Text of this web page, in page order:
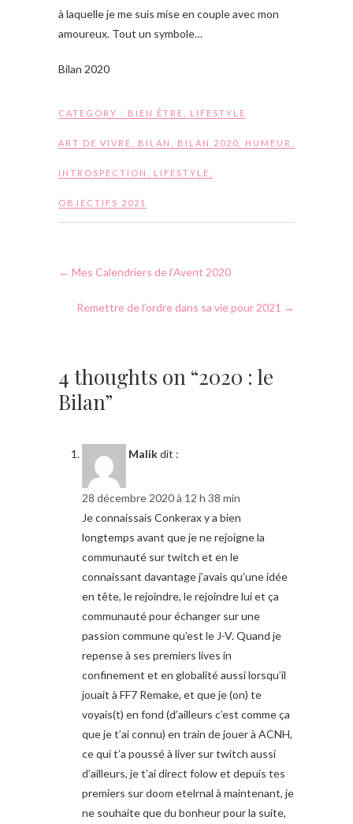
à laquelle je me suis mise en couple avec mon
amoureux. Tout un symbole…
Bilan 2020
CATEGORY : BIEN ÊTRE LIFESTYLE
ART DE VIVRE BILAN BILAN 2020 HUMEUR
INTROSPECTION LIFESTYLE
OBJECTIFS 2021
← Mes Calendriers de l’Avent 2020
Remettre de l’ordre dans sa vie pour 2021 →
4 thoughts on “2020 : le
Bilan”
Malikdit :
28 décembre 2020 à 12 h 38 min
Je connaissais Conkerax y a bien
longtemps avant que je ne rejoigne la
communauté sur twitch et en le
connaissant davantage j’avais qu’une idée
en tête, le rejoindre, le rejoindre lui et ça
communauté pour échanger sur une
passion commune qu’est le J-V. Quand je
repense à ses premiers lives in
confinement et en globalité aussi lorsqu’il
jouait à FF7 Remake, et que je (on) te
voyais(t) en fond (d’ailleurs c’est comme ça
que je t’ai connu) en train de jouer à ACNH,
ce qui t’a poussé à liver sur twitch aussi
d’ailleurs, je t’ai direct folow et depuis tes
premiers sur doom etelrnal à maintenant, je
ne souhaite que du bonheur pour la suite,